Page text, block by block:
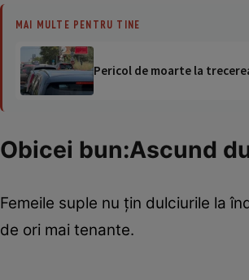
MAI MULTE PENTRU TINE
Pericol de moarte la
Obicei bun:Ascund
Femeile suple nu ţin dulciurile la
de ori mai tenante.